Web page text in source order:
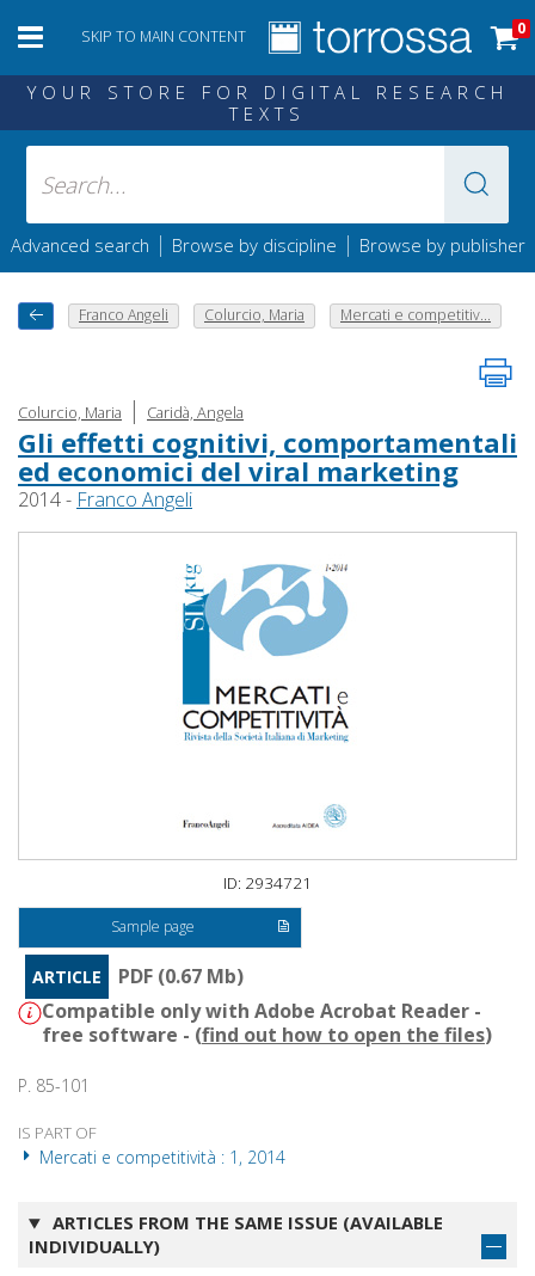
SKIP TO MAIN CONTENT 0
YOUR STORE FOR DIGITAL RESEARCH
TEXTS
Advanced search | Browse by discipline | Browse by publisher
Franco Angeli Colurcio, Maria Mercati e competitiv...
Colurcio, Maria | Caridà, Angela
Gli effetti cognitivi, comportamentali
ed economici del viral marketing
2014 - Franco Angeli
ID: 2934721
Sample page
ARTICLE
PDF (0.67 Mb)
Compatible only with Adobe Acrobat Reader -
free software - (find out how to open the files)
P. 85-101
IS PART OF
Mercati e competitività : 1, 2014
ARTICLES FROM THE SAME ISSUE (AVAILABLE
INDIVIDUALLY)